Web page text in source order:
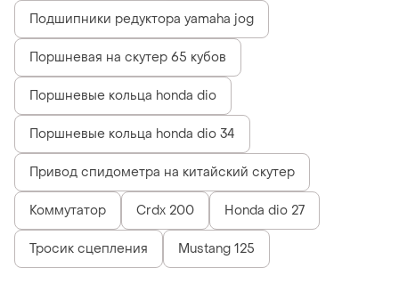
Подшипники редуктора yamaha jog
Поршневая на скутер 65 кубов
Поршневые кольца honda dio
Поршневые кольца honda dio 34
Привод спидометра на китайский скутер
Коммутатор Crdx 200 Honda dio 27
Тросик сцепления Mustang 125